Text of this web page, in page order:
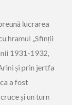
lucrarea
hramul „Sfinții
1931-1932,
și prin jertfa
a fost
și un turn